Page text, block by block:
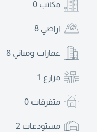
مكاتب 0
اراضي 8
عمارات ومباني 8
مزارع 1
متفرقات 0
مستودعات 2